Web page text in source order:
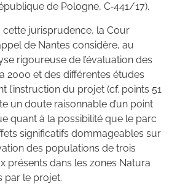
de Pologne, C‑441/17).
jurisprudence, la Cour
de Nantes considère, au
rigoureuse de l’évaluation des
2000 et des différentes études
l’instruction du projet (cf. points 51
un doute raisonnable d’un point
quant à la possibilité que le parc
significatifs dommageables sur
des populations de trois
présents dans les zones Natura
par le projet.